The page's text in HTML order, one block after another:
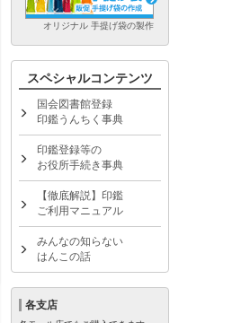
オリジナル 手提げ袋の製作
スペシャルコンテンツ
国会図書館登録
印鑑うんちく事典
印鑑登録等の
お役所手続き事典
【徹底解説】印鑑
ご利用マニュアル
みんなの知らない
はんこの話
各支店